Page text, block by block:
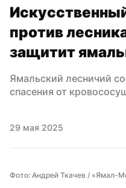
против
защитит
Ямальский лесничий
спасения от
29 мая 2025
Фото: Андрей Ткачев / «Ямал-